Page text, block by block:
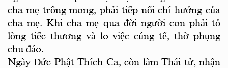
cha mẹ trông mong, phải tiếp nối chí hướng của
cha mẹ. Khi cha mẹ qua đời người con phải tỏ
lòng tiếc thương và lo việc cúng tế, thờ phụng
chu đáo.
Ngày Đức Phật Thích Ca, còn làm Thái tử, nhận